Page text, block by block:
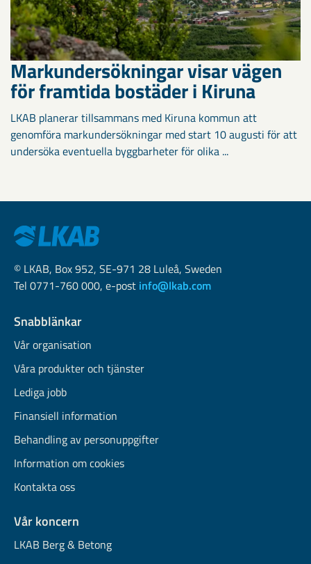
Markundersökningar visar vägen
för framtida bostäder i Kiruna
LKAB planerar tillsammans med Kiruna kommun att
genomföra markundersökningar med start 10 augusti för att
undersöka eventuella byggbarheter för olika ...
© LKAB, Box 952, SE-971 28 Luleå, Sweden
Tel 0771-760 000, e-post info@lkab.com
Snabblänkar
Vår organisation
Våra produkter och tjänster
Lediga jobb
Finansiell information
Behandling av personuppgifter
Information om cookies
Kontakta oss
Vår koncern
LKAB Berg & Betong